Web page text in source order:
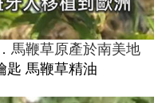
馬鞭草原產於南美地
匙 馬鞭草精油